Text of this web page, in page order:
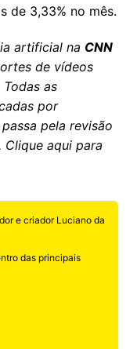
de 3,33% no mês.
artificial na CNN
de vídeos
as
por
pela revisão
Clique aqui para
e criador Luciano da
das principais